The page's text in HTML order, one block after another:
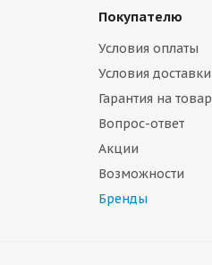
Покупателю
Условия оплаты
Условия доставки
Гарантия на товар
Вопрос-ответ
Акции
Возможности
Бренды